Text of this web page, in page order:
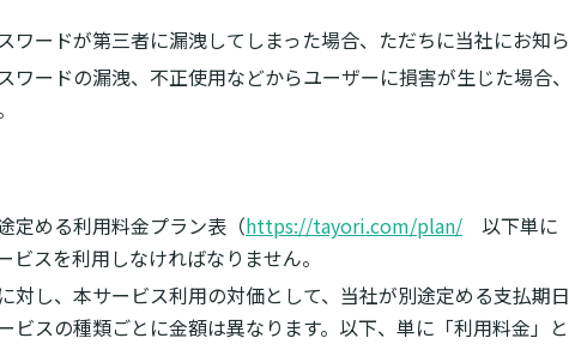
ワードが第三者に漏洩してしまった場合、ただちに当社にお知ら
ワードの漏洩、不正使用などからユーザーに損害が生じた場合
定める利用料金プラン表（https://tayori.com/plan/ 以下単に
ビスを利用しなければなりません。
対し、本サービス利用の対価として、当社が別途定める支払期
ビスの種類ごとに金額は異なります。以下、単に「利用料金」